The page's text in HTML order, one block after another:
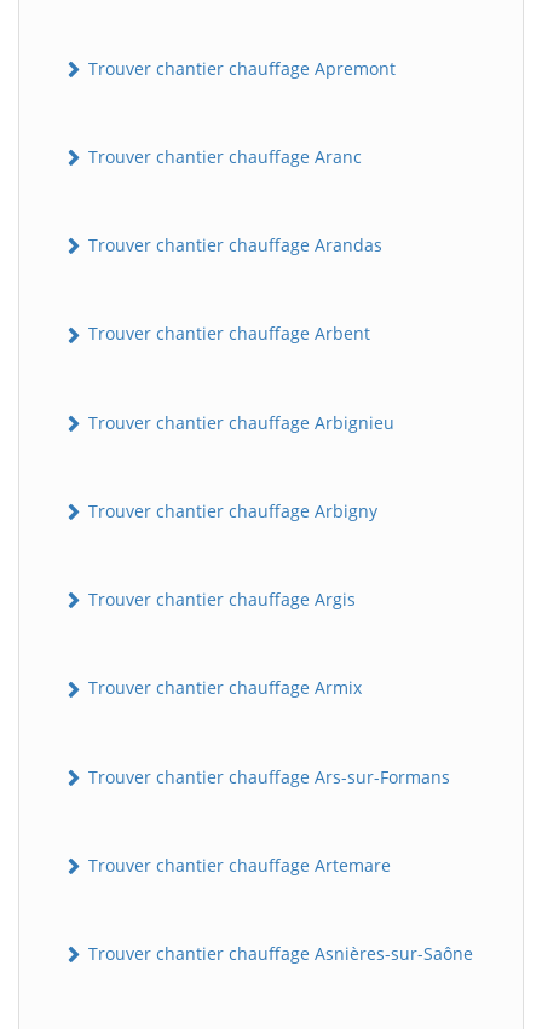
Trouver chantier chauffage Apremont
Trouver chantier chauffage Aranc
Trouver chantier chauffage Arandas
Trouver chantier chauffage Arbent
Trouver chantier chauffage Arbignieu
Trouver chantier chauffage Arbigny
Trouver chantier chauffage Argis
Trouver chantier chauffage Armix
Trouver chantier chauffage Ars-sur-Formans
Trouver chantier chauffage Artemare
Trouver chantier chauffage Asnières-sur-Saône